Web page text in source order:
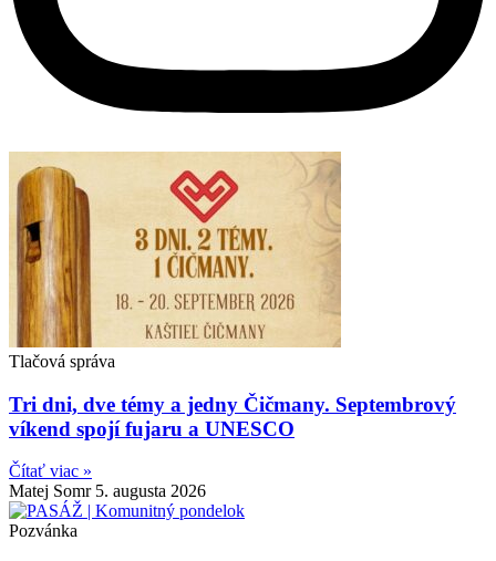
Tlačová správa
Tri dni, dve témy a jedny Čičmany. Septembrový
víkend spojí fujaru a UNESCO
Čítať viac »
Matej Somr 5. augusta 2026
Pozvánka